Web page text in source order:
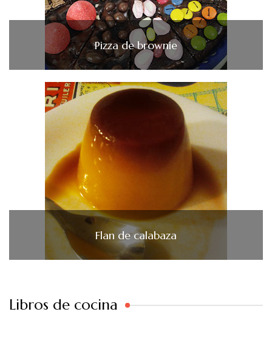
Pizza de brownie
Flan de calabaza
Libros de cocina